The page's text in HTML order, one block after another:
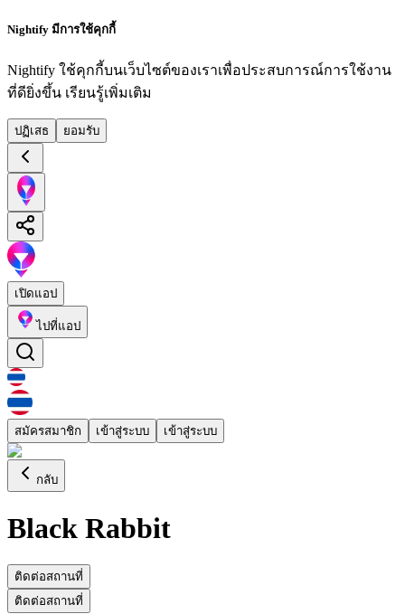
Nightify มีการใช้คุกกี้
Nightify ใช้คุกกี้บนเว็บไซต์ของเราเพื่อประสบการณ์การใช้งาน
ที่ดียิ่งขึ้น เรียนรู้เพิ่มเติม
ปฏิเสธ ยอมรับ
เปิดแอป
ไปที่แอป
สมัครสมาชิก เข้าสู่ระบบ เข้าสู่ระบบ
กลับ
Black Rabbit
ติดต่อสถานที่
ติดต่อสถานที่